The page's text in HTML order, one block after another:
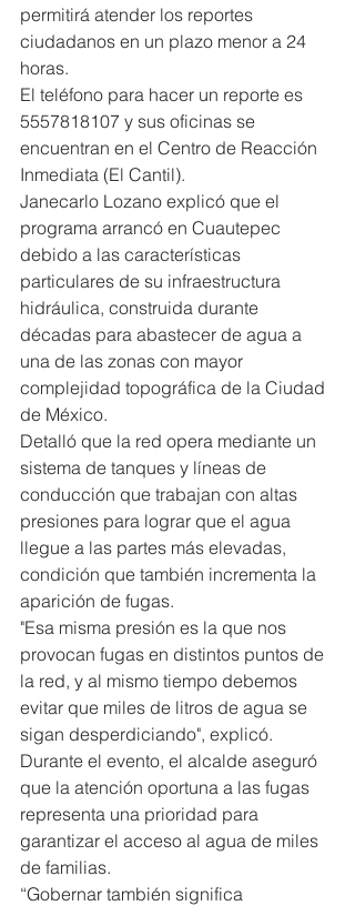
permitirá atender los reportes
ciudadanos en un plazo menor a 24
horas.
El teléfono para hacer un reporte es
5557818107 y sus oficinas se
encuentran en el Centro de Reacción
Inmediata (El Cantil).
Janecarlo Lozano explicó que el
programa arrancó en Cuautepec
debido a las características
particulares de su infraestructura
hidráulica, construida durante
décadas para abastecer de agua a
una de las zonas con mayor
complejidad topográfica de la Ciudad
de México.
Detalló que la red opera mediante un
sistema de tanques y líneas de
conducción que trabajan con altas
presiones para lograr que el agua
llegue a las partes más elevadas,
condición que también incrementa la
aparición de fugas.
"Esa misma presión es la que nos
provocan fugas en distintos puntos de
la red, y al mismo tiempo debemos
evitar que miles de litros de agua se
sigan desperdiciando", explicó.
Durante el evento, el alcalde aseguró
que la atención oportuna a las fugas
representa una prioridad para
garantizar el acceso al agua de miles
de familias.
“Gobernar también significa